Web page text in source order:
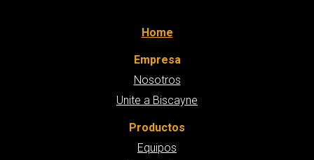
Home
Empresa
Nosotros
Unite a Biscayne
Productos
Equipos